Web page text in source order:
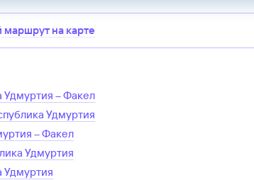
на карте
Удмуртия –Факел
Удмуртия
–Факел
Удмуртия
Удмуртия